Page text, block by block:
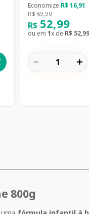
Economize R$16,91
R$ 69,90
R$ 52,99
ou em 1x de R$ 52,99
＋
－
800g